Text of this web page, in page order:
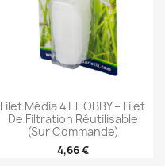
Filet Média 4 L HOBBY – Filet
De Filtration Réutilisable
(sur Commande)
4,66 €